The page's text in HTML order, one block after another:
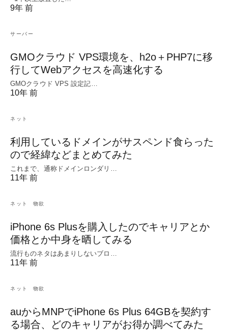
9年 前
サーバー
GMOクラウド VPS環境を、h2o＋PHP7に移
行してWebアクセスを高速化する
GMOクラウド VPS 設定記…
10年 前
ネット
利用しているドメインがサスペンド食らった
ので経緯などまとめてみた
これまで、通称ドメインロンダリ…
11年 前
ネット 物欲
iPhone 6s Plusを購入したのでキャリアとか
価格とか中身を晒してみる
流行ものネタはあまりしないブロ…
11年 前
ネット 物欲
auからMNPでiPhone 6s Plus 64GBを契約す
る場合、どのキャリアがお得か調べてみた